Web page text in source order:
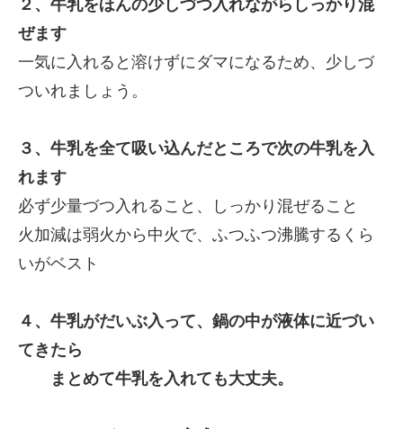
２、牛乳をほんの少しづつ入れながらしっかり混
ぜます
一気に入れると溶けずにダマになるため、少しづ
ついれましょう。
３、牛乳を全て吸い込んだところで次の牛乳を入
れます
必ず少量づつ入れること、しっかり混ぜること
火加減は弱火から中火で、ふつふつ沸騰するくら
いがベスト
４、牛乳がだいぶ入って、鍋の中が液体に近づい
てきたら
まとめて牛乳を入れても大丈夫。